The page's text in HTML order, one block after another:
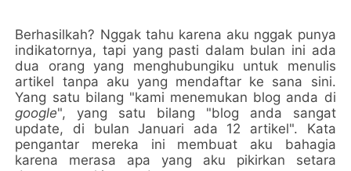
Berhasilkah? Nggak tahu karena aku nggak punya
indikatornya, tapi yang pasti dalam bulan ini ada
dua orang yang menghubungiku untuk menulis
artikel tanpa aku yang mendaftar ke sana sini.
Yang satu bilang "kami menemukan blog anda di
google", yang satu bilang "blog anda sangat
update, di bulan Januari ada 12 artikel". Kata
pengantar mereka ini membuat aku bahagia
karena merasa apa yang aku pikirkan setara